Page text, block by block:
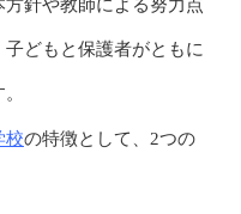
針や教師による努力点
どもと保護者がともに
校の特徴として、2つの